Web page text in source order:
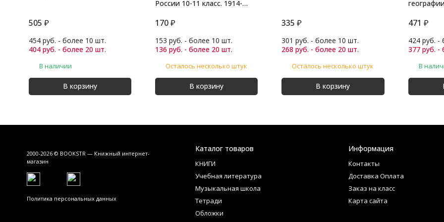
505 ₽
454 руб. - более 10 шт.
404 руб. - более 20 шт.
В наличии
В корзину
России 10-11 класс. 1914-
170₽
153 руб. - более 10 шт.
136 руб. - более 20 шт.
Осталось несколько штук
В корзину
335 ₽
301 руб. - более 10 шт.
268 руб. - более 20 шт.
Осталось несколько штук
В корзину
471 ₽
424 руб. -
377 руб. -
В
2000-2026 © BOOKSTR — Книжный интернет-
магазин
Политика персональных данных
Каталог товаров
КНИГИ
Учебная литература
Музыкальная школа
Тетради
Обложки
Информация
Контакты
Доставка Оплата
Заказ на класс
Карта сайта